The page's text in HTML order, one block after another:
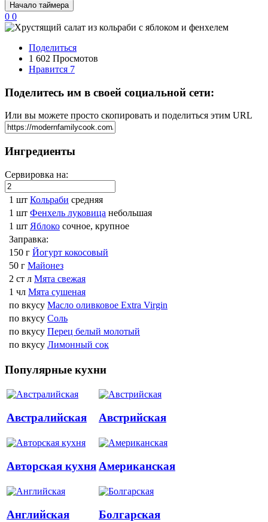
Начало таймера
0 0
Поделиться
1 602 Просмотов
Нравится 7
Поделитесь им в своей социальной сети:
Или вы можете просто скопировать и поделиться этим URL
Ингредиенты
Сервировка на:
1 шт Кольраби средняя
1 шт Фенхель луковица небольшая
1 шт Яблоко сочное, крупное
Заправка:
150 г Йогурт кокосовый
50 г Майонез
2 ст л Мята свежая
1 чл Мята сушеная
по вкусу Масло оливковое Extra Virgin
по вкусу Соль
по вкусу Перец белый молотый
по вкусу Лимонный сок
Популярные кухни
Австралийская Австрийская
Авторская кухня Американская
Английская Болгарская